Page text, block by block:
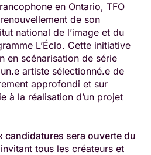
en Ontario, TFO
de son
national de l’image et du
L’Éclo. Cette initiative
en scénarisation de série
artiste sélectionné.e de
approfondi et sur
à la réalisation d’un projet
candidatures sera ouverte du
tous les créateurs et